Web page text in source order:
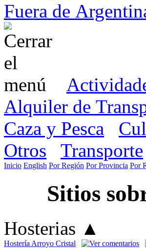
Fuera de
Alquiler de
Caza y Pesca
Otros
Transporte
Inicio English Por Región Por Provincia Por
Sitios
Hosterias ▲
Hostería Arroyo Cristal